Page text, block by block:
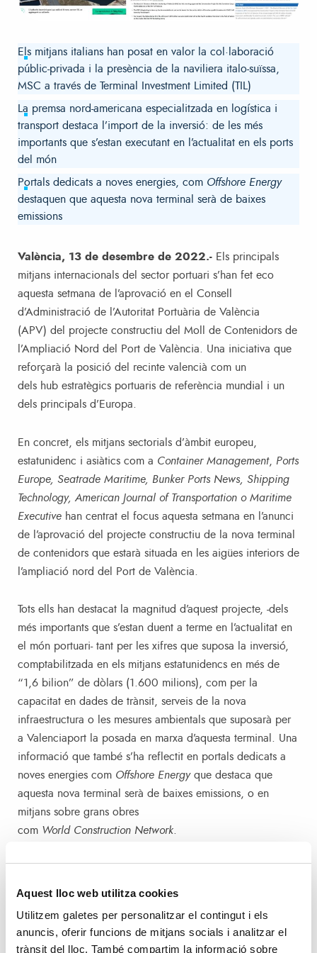
Aquest lloc web utilitza cookies
Utilitzem galetes per personalitzar el contingut i els
anuncis, oferir funcions de mitjans socials i analitzar el
trànsit del lloc. També compartim la informació sobre
Els mitjans italians han posat en valor la col·laboració
públic-privada i la presència de la naviliera italo-suïssa,
MSC a través de Terminal Investment Limited (TIL)
La premsa nord-americana especialitzada en logística i
transport destaca l’import de la inversió: de les més
importants que s’estan executant en l’actualitat en els ports
del món
Portals dedicats a noves energies, com Offshore Energy
destaquen que aquesta nova terminal serà de baixes
emissions
València, 13 de desembre de 2022.- Els principals
mitjans internacionals del sector portuari s’han fet eco
aquesta setmana de l’aprovació en el Consell
d’Administració de l’Autoritat Portuària de València
(APV) del projecte constructiu del Moll de Contenidors de
l’Ampliació Nord del Port de València. Una iniciativa que
reforçarà la posició del recinte valencià com un
dels hub estratègics portuaris de referència mundial i un
dels principals d’Europa.
En concret, els mitjans sectorials d’àmbit europeu,
estatunidenc i asiàtics com a Container Management, Ports
Europe, Seatrade Maritime, Bunker Ports News, Shipping
Technology, American Journal of Transportation o Maritime
Executive han centrat el focus aquesta setmana en l’anunci
de l’aprovació del projecte constructiu de la nova terminal
de contenidors que estarà situada en les aigües interiors de
l’ampliació nord del Port de València.
Tots ells han destacat la magnitud d’aquest projecte, -dels
més importants que s’estan duent a terme en l’actualitat en
el món portuari- tant per les xifres que suposa la inversió,
comptabilitzada en els mitjans estatunidencs en més de
“1,6 bilion” de dòlars (1.600 milions), com per la
capacitat en dades de trànsit, serveis de la nova
infraestructura o les mesures ambientals que suposarà per
a Valenciaport la posada en marxa d’aquesta terminal. Una
informació que també s’ha reflectit en portals dedicats a
noves energies com Offshore Energyque destaca que
aquesta nova terminal serà de baixes emissions, o en
mitjans sobre grans obres
com World Construction Network.
com ShipMag, Ports News Tirré, Ship2Shore o
públic-privada i la presència de la naviliera italo-suïssa